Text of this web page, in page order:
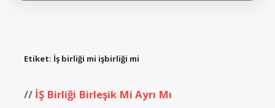
Etiket: İş birliği mi işbirliği mi
İŞ Birliği Birleşik Mi Ayrı Mı